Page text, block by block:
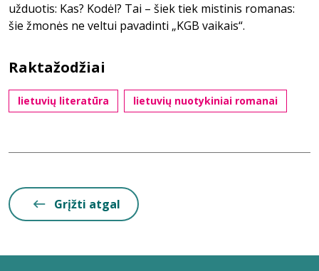
užduotis: Kas? Kodėl? Tai – šiek tiek mistinis romanas:
šie žmonės ne veltui pavadinti „KGB vaikais“.
Raktažodžiai
lietuvių literatūra lietuvių nuotykiniai romanai
Grįžti atgal